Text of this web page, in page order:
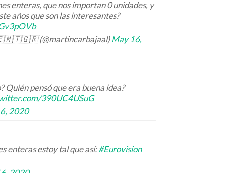
enteras, que nos importan 0 unidades, y
años que son las interesantes?
(@martincarbajaal)May 16,
Quién pensó que era buena idea?
390UC4USuG
2020
enteras estoy tal que así:#Eurovision